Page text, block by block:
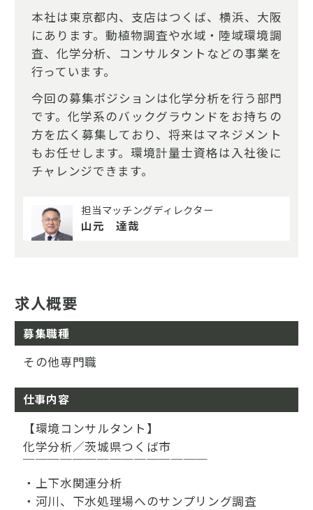
本社は東京都内、支店はつくば、横浜、大阪
にあります。動植物調査や水域・陸域環境調
査、化学分析、コンサルタントなどの事業を
行っています。
今回の募集ポジションは化学分析を行う部門
です。化学系のバックグラウンドをお持ちの
方を広く募集しており、将来はマネジメント
もお任せします。環境計量士資格は入社後に
チャレンジできます。
担当マッチングディレクター
山元 達哉
求人概要
募集職種
その他専門職
仕事内容
【環境コンサルタント】
化学分析／茨城県つくば市
￣￣￣￣￣￣￣￣￣￣￣￣￣￣￣
・上下水関連分析
・河川、下水処理場へのサンプリング調査